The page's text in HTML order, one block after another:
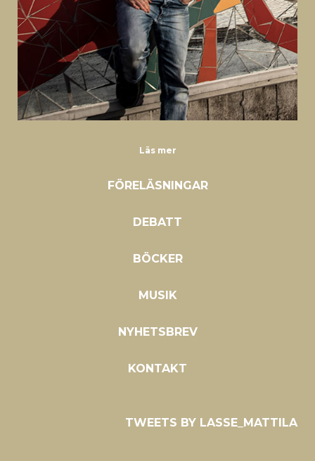
Läs mer
FÖRELÄSNINGAR
DEBATT
BÖCKER
MUSIK
NYHETSBREV
KONTAKT
TWEETS BY LASSE_MATTILA